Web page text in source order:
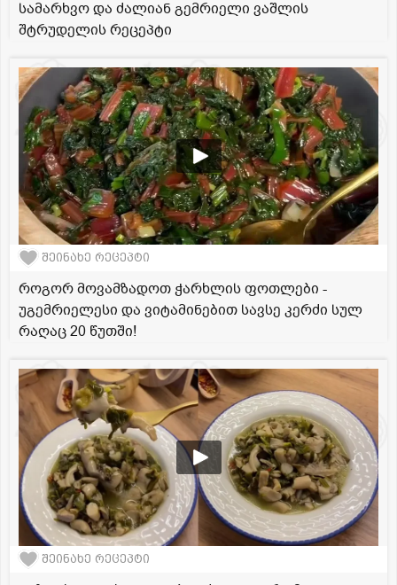
სამარხვო და ძალიან გემრიელი ვაშლის
შტრუდელის რეცეპტი
შეინახე რეცეპტი
როგორ მოვამზადოთ ჭარხლის ფოთლები -
უგემრიელესი და ვიტამინებით სავსე კერძი სულ
რაღაც 20 წუთში!
შეინახე რეცეპტი